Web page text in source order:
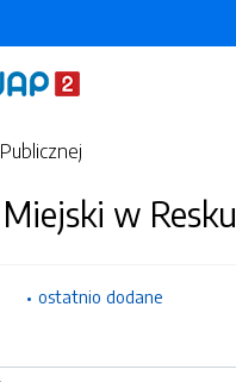
w Resku
ostatnio dodane